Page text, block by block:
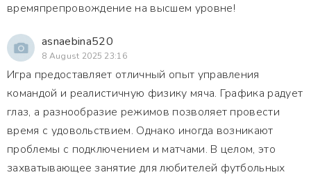
времяпрепровождение на высшем уровне!
asnaebina520
8 August 2025 23:16
Игра предоставляет отличный опыт управления
командой и реалистичную физику мяча. Графика радует
глаз, а разнообразие режимов позволяет провести
время с удовольствием. Однако иногда возникают
проблемы с подключением и матчами. В целом, это
захватывающее занятие для любителей футбольных